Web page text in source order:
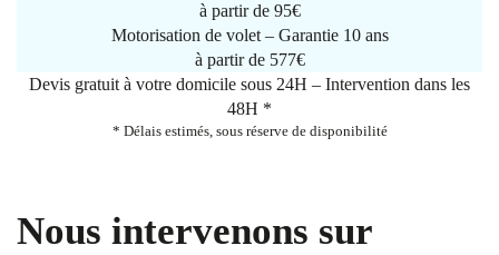
à partir de 95€
Motorisation de volet – Garantie 10 ans
à partir de 577€
Devis gratuit à votre domicile sous 24H – Intervention dans les
48H *
* Délais estimés, sous réserve de disponibilité
Nous intervenons sur